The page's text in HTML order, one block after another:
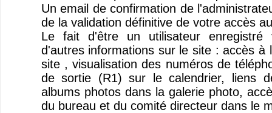
Un email de confirmation de
de la validation définitive de votre accès
Le fait d'être un utilisateur enregistré
d'autres informations sur le site : accès à
site , visualisation des numéros de
de sortie (R1) sur le calendrier, liens
albums photos dans la galerie photo,
du bureau et du comité directeur dans le